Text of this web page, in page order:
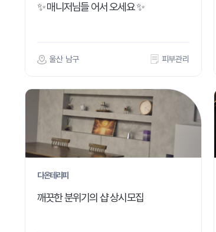
✨ 매니저님들 어서 오세요 ✨
울산 남구 피부관리
다온테라피
깨끗한 분위기의 샵 상시모집